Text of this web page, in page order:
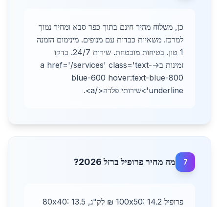
כן, משלוח מהיר חינם בתוך כפר סבא ומחיר נמוך
למרכז. משאיות כבדות עם מנופים. מינימום הזמנה
1 טון. בטיחות מובטחת. שירות 24/7. בדקו
זמינות ב-<a href='/services' class='text-
blue-600 hover:text-blue-800
underline'>שירותי פלדה</a>.
7 מה מחיר פרופיל ברזל 2026?
פרופיל 100x50: 14.2 ₪ לק"ג, 80x40: 13.5